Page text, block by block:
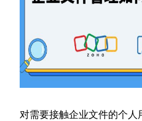
对需要接触企业文件的个人